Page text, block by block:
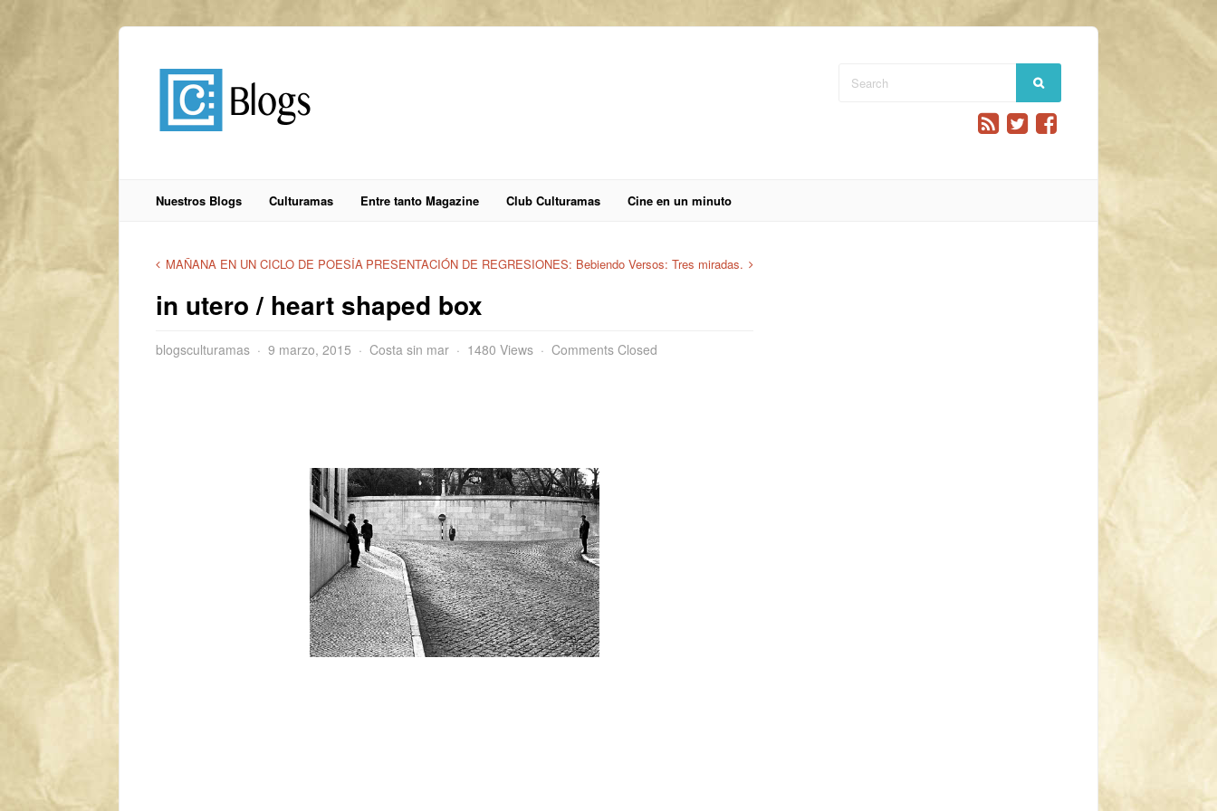
Nuestros Blogs Culturamas Entre tanto Magazine Club Culturamas Cine en un minuto
MAÑANA EN UN CICLO DE POESÍA PRESENTACIÓN DE REGRESIONES: Bebiendo Versos: Tres miradas.
in utero / heart shaped box
blogsculturamas 9 marzo, 2015 Costa sin mar 1480 Views Comments Closed